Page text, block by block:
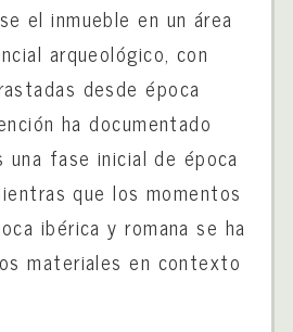
el inmueble en un área
arqueológico, con
desde época
ha documentado
una fase inicial de época
que los momentos
ibérica y romana se ha
materiales en contexto